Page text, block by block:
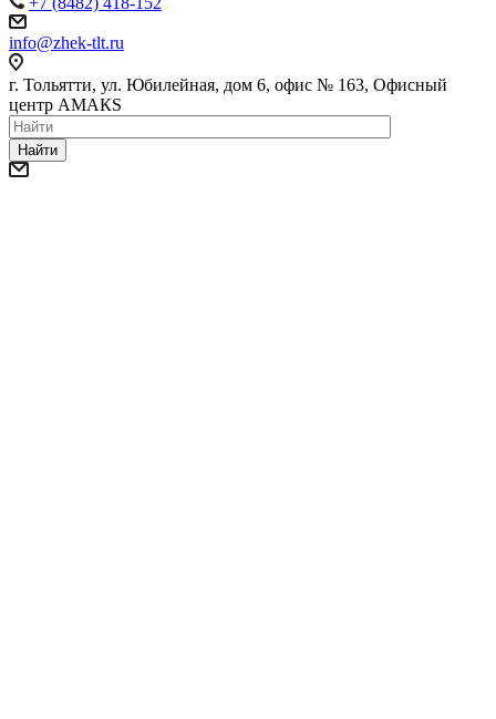
info@zhek-tlt.ru
г. Тольятти, ул. Юбилейная, дом 6, офис № 163, Офисный
центр АМАКS
Найти